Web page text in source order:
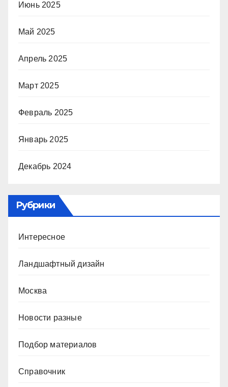
Июнь 2025
Май 2025
Апрель 2025
Март 2025
Февраль 2025
Январь 2025
Декабрь 2024
Рубрики
Интересное
Ландшафтный дизайн
Москва
Новости разные
Подбор материалов
Справочник